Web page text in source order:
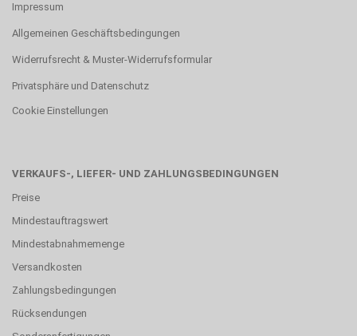
Impressum
Allgemeinen Geschäftsbedingungen
Widerrufsrecht & Muster-Widerrufsformular
Privatsphäre und Datenschutz
Cookie Einstellungen
VERKAUFS-, LIEFER- UND ZAHLUNGSBEDINGUNGEN
Preise
Mindestauftragswert
Mindestabnahmemenge
Versandkosten
Zahlungsbedingungen
Rücksendungen